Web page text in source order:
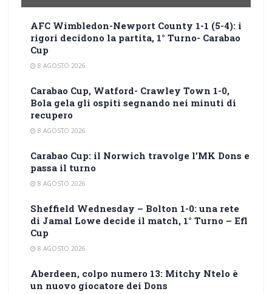
AFC Wimbledon-Newport County 1-1 (5-4): i
rigori decidono la partita, 1° Turno- Carabao
Cup
8 AGOSTO 2026
Carabao Cup, Watford- Crawley Town 1-0,
Bola gela gli ospiti segnando nei minuti di
recupero
8 AGOSTO 2026
Carabao Cup: il Norwich travolge l’MK Dons e
passa il turno
8 AGOSTO 2026
Sheffield Wednesday – Bolton 1-0: una rete
di Jamal Lowe decide il match, 1° Turno – Efl
Cup
8 AGOSTO 2026
Aberdeen, colpo numero 13: Mitchy Ntelo è
un nuovo giocatore dei Dons